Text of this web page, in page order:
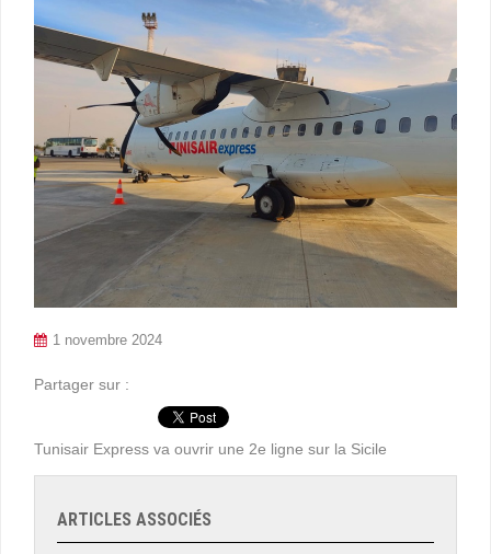
1 novembre 2024
Partager sur :
Tunisair Express va ouvrir une 2e ligne sur la Sicile
ARTICLES ASSOCIÉS